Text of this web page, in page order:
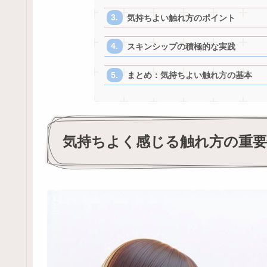
気持ちよい触れ方のポイント
スキンシップの積極的な実践
まとめ：気持ちよい触れ方の基本
気持ちよく感じる触れ方の重